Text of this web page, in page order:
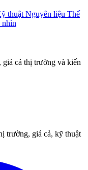
thuật Nguyên liệu Thế
nhìn
giá cả thị trường và kiến
trường, giá cả, kỹ thuật